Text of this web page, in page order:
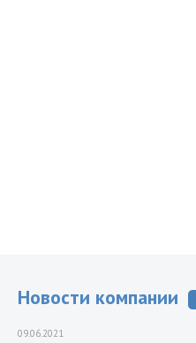
Новости компании
09.06.2021